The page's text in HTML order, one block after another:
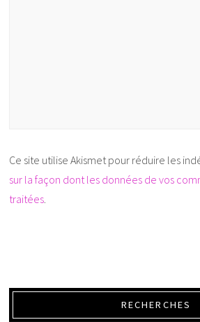
Ce site utilise Akismet pour réduire les
sur la façon dont les données de vos
traitées.
RECHERCHES